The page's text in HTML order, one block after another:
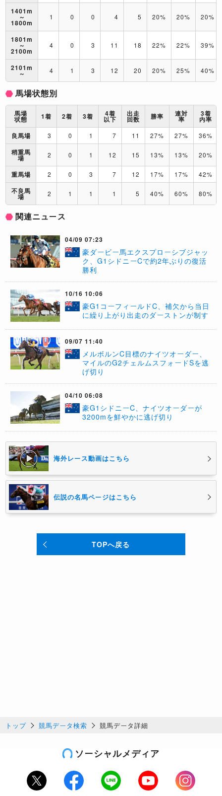
1401m
～
1800m
1 0 0 4 5 20% 20% 20%
1801m
～
2100m
4 0 3 11 18 22% 22% 39%
2101m
～ 4 1 3 12 20 20% 25% 40%
馬場状態別
馬場
状態 1着 2着 3着 4着
以下
出走
回数 勝率 連対
率
3着
内率
良馬場
3 0 1 7 11 27% 27% 36%
稍重馬
場 2 0 1 12 15 13% 13% 20%
重馬場 2 0 3 7 12 17% 17% 42%
不良馬
場 2 1 1 1 5 40% 60% 80%
関連ニュース
04/09 07:23
豪ダービー馬エクスプローシブジャッ
ク、G1シドニーCで約2年ぶりの復活
勝利
10/16 10:06
豪G1コーフィールドC、補欠から当日
に繰り上がり出走のダーストンが制す
09/07 11:40
メルボルンC目標のナイツオーダー、
マイルのG2チェルムスフォードSを逃
げ切り
04/10 06:08
豪G1シドニーC、ナイツオーダーが
3200mを鮮やかに逃げ切り
海外レース動画はこちら
伝説の名馬ページはこちら
TOPへ戻る
トップ 競馬データ検索 競馬データ詳細
ソーシャルメディア
Twitter Facebook LINE Youtube Instagram